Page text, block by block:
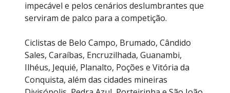
impecável e pelos cenários deslumbrantes que
serviram de palco para a competição.
Ciclistas de Belo Campo, Brumado, Cândido
Sales, Caraíbas, Encruzilhada, Guanambi,
Ilhéus, Jequié, Planalto, Poções e Vitória da
Conquista, além das cidades mineiras